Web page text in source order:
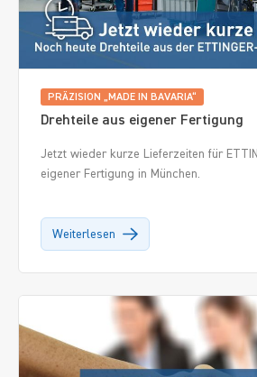
PRÄZISION „MADE IN BAVARIA“
Drehteile aus eigener Fertigung
Jetzt wieder kurze Lieferzeiten für
eigener Fertigung in München.
Weiterlesen